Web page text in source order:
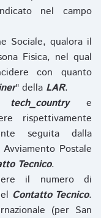
nel campo
Sociale, qualora il
Fisica, nel qual
con quanto
" della LAR.
tech_countrye
rispettivamente
seguita dalla
Postale
Tecnico.
il numero di
Contatto Tecnico.
(per San